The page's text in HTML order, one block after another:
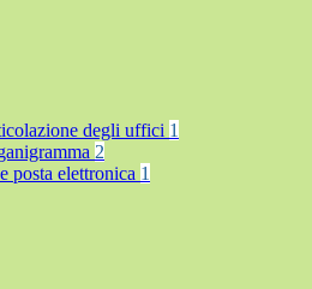
degli uffici 1
2
posta elettronica 1